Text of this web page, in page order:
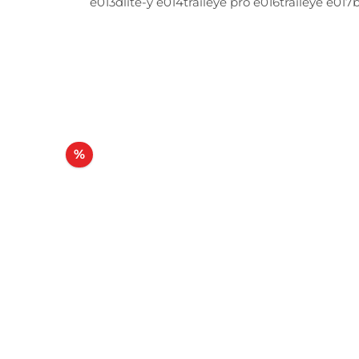
%Rabatt